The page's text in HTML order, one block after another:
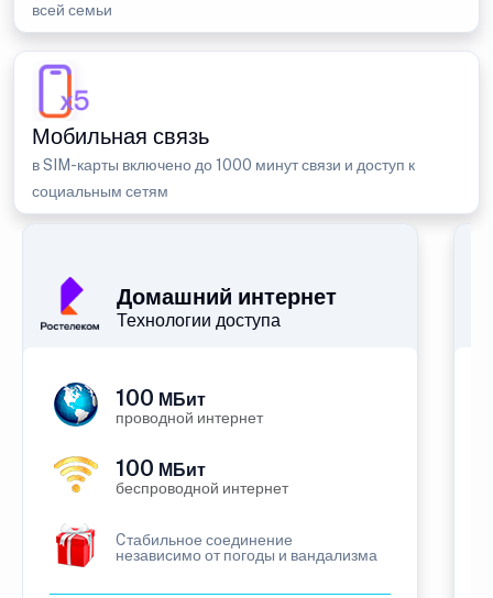
всей семьи
Мобильная связь
в SIM-карты включено до 1000 минут связи и доступ к
социальным сетям
Домашний интернет
Технологии доступа
100 МБит
проводной интернет
100 МБит
беспроводной интернет
Cтабильное соединение
независимо от погоды и вандализма